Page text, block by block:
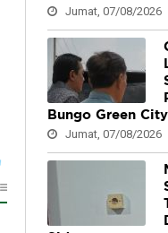
Jumat, 07/08/2026
Bungo Green City
Jumat, 07/08/2026